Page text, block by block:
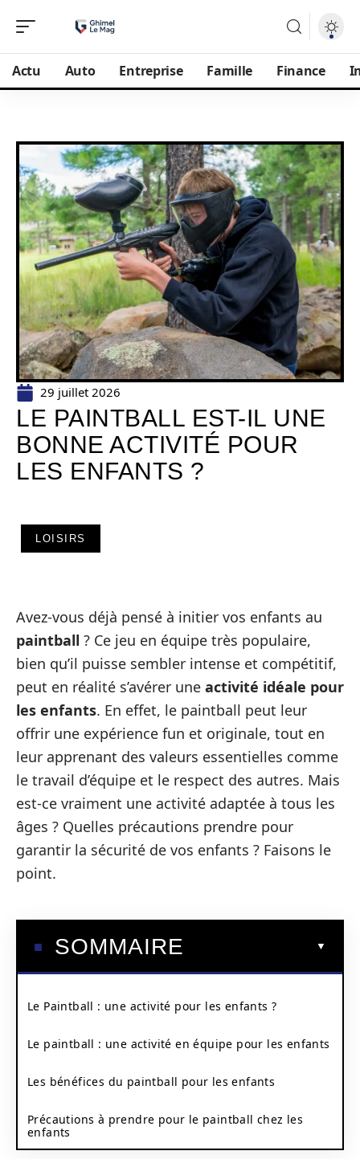
Actu Auto Entreprise Famille Finance
29 juillet 2026
LE PAINTBALL EST-IL UNE
BONNE ACTIVITÉ POUR
LES ENFANTS ?
LOISIRS
Avez-vous déjà pensé à initier vos enfants au
paintball ? Ce jeu en équipe très populaire,
bien qu’il puisse sembler intense et compétitif,
peut en réalité s’avérer une activité idéale pour
les enfants. En effet, le paintball peut leur
offrir une expérience fun et originale, tout en
leur apprenant des valeurs essentielles comme
le travail d’équipe et le respect des autres. Mais
est-ce vraiment une activité adaptée à tous les
âges ? Quelles précautions prendre pour
garantir la sécurité de vos enfants ? Faisons le
point.
SOMMAIRE
Le Paintball : une activité pour les enfants ?
Le paintball : une activité en équipe pour les enfants
Les bénéfices du paintball pour les enfants
Précautions à prendre pour le paintball chez les
enfants